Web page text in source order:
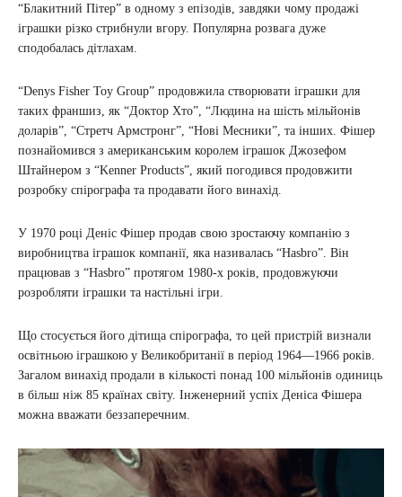
“Блакитний Пітер” в одному з епізодів, завдяки чому продажі
іграшки різко стрибнули вгору. Популярна розвага дуже
сподобалась дітлахам.
“Denys Fisher Toy Group” продовжила створювати іграшки для
таких франшиз, як “Доктор Хто”, “Людина на шість мільйонів
доларів”, “Стретч Армстронг”, “Нові Месники”, та інших. Фішер
познайомився з американським королем іграшок Джозефом
Штайнером з “Kenner Products”, який погодився продовжити
розробку спірографа та продавати його винахід.
У 1970 році Деніс Фішер продав свою зростаючу компанію з
виробництва іграшок компанії, яка називалась “Hasbro”. Він
працював з “Hasbro” протягом 1980-х років, продовжуючи
розробляти іграшки та настільні ігри.
Що стосується його дітища спірографа, то цей пристрій визнали
освітньою іграшкою у Великобританії в період 1964―1966 років.
Загалом винахід продали в кількості понад 100 мільйонів одиниць
в більш ніж 85 країнах світу. Інженерний успіх Деніса Фішера
можна вважати беззаперечним.